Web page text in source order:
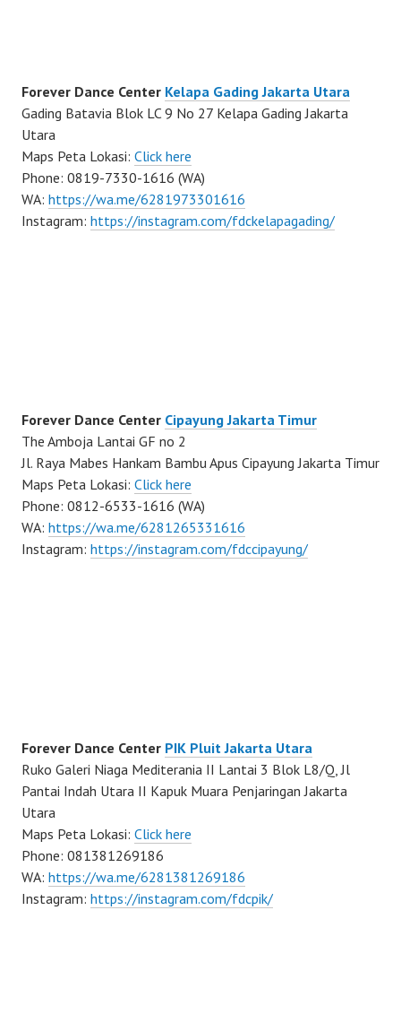
Forever Dance Center Kelapa Gading Jakarta Utara
Gading Batavia Blok LC 9 No 27 Kelapa Gading Jakarta
Utara
Maps Peta Lokasi: Click here
Phone: 0819-7330-1616 (WA)
WA: https://wa.me/6281973301616
Instagram: https://instagram.com/fdckelapagading/
Forever Dance Center Cipayung Jakarta Timur
The Amboja Lantai GF no 2
Jl. Raya Mabes Hankam Bambu Apus Cipayung Jakarta Timur
Maps Peta Lokasi: Click here
Phone: 0812-6533-1616 (WA)
WA: https://wa.me/6281265331616
Instagram: https://instagram.com/fdccipayung/
Forever Dance Center PIK Pluit Jakarta Utara
Ruko Galeri Niaga Mediterania II Lantai 3 Blok L8/Q, Jl
Pantai Indah Utara II Kapuk Muara Penjaringan Jakarta
Utara
Maps Peta Lokasi: Click here
Phone: 081381269186
WA: https://wa.me/6281381269186
Instagram: https://instagram.com/fdcpik/